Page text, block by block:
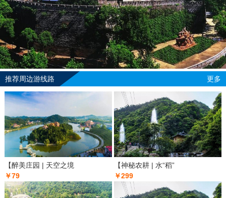
推荐周边游线路 更多
【醉美庄园 | 天空之境
￥79
【神秘农耕 | 水“稻”
￥299